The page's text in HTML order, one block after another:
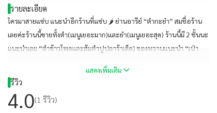
รายละเอียด
ใครมาสายแซ่บ แนะนำอีกร้านที่แซ่บ 🌶 ย่านอารีย์ “ตำกะยำ” สมชื่อร้าน
เลยค่ะร้านนี้ขายทั้งตำ(เมนูเยอะมาก)และยำ(เมนูเยอะสุด) ร้านนี้มี 2 ชั้นนะ
แนะนำเลย “ตำข้าวโพดและส้มตำปูปลาร้าเด็ด) ของหวานแนะนำ “เป่า
และมี Delivery ด้วย #ร้านไม่ลับย่านอารีย์ รถไฟ BTS ลงสถานีอารีย์ก็ถึง
เลยค่ะ
แสดงเพิ่มเติม
รีวิว
4.0(1 รีวิว)